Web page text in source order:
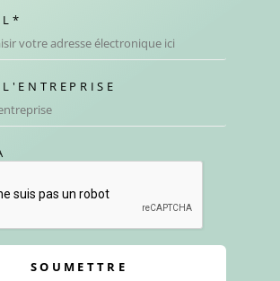
*
SOUMETTRE